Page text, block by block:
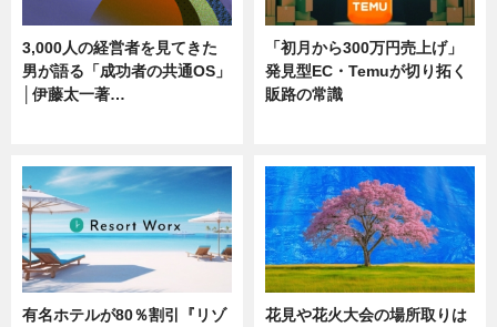
3,000人の経営者を見てきた
男が語る「成功者の共通OS」
│伊藤太一著…
「初月から300万円売上げ」
発見型EC・Temuが切り拓く
販路の常識
有名ホテルが80％割引『リゾ
花見や花火大会の場所取りは